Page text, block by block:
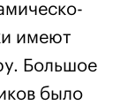
имеют
Большое
было